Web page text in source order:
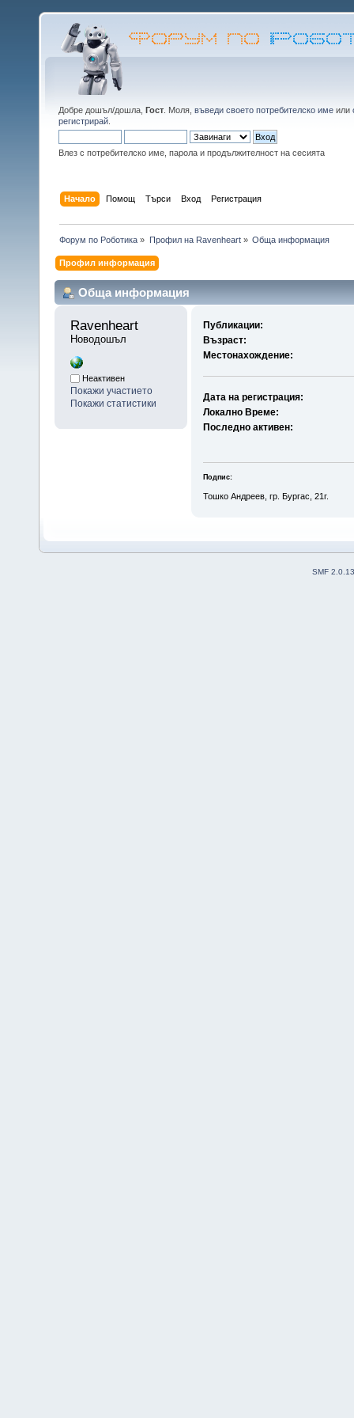
Добре дошъл/дошла, Гост . Моля, въведи своето потребителско име или
регистрирай
Влез с потребителско име, парола и продължителност на сесията
Начало Помощ Търси Вход Регистрация
Форум по Роботика » Профил на Ravenheart» Обща информация
Профил информация
Обща информация
Ravenheart
Новодошъл
Неактивен
Покажи участието
Покажи статистики
Публикации:
Възраст:
Местонахождение:
Дата на регистрация:
Локално Време:
Последно активен:
Подпис:
Тошко Андреев, гр. Бургас, 21г.
SMF 2.0.13